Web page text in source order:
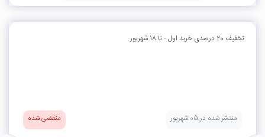
تخفیف 20 درصدی خرید اول - تا 18 شهریور
منتشر شده در 05 شهریور منقضی شده